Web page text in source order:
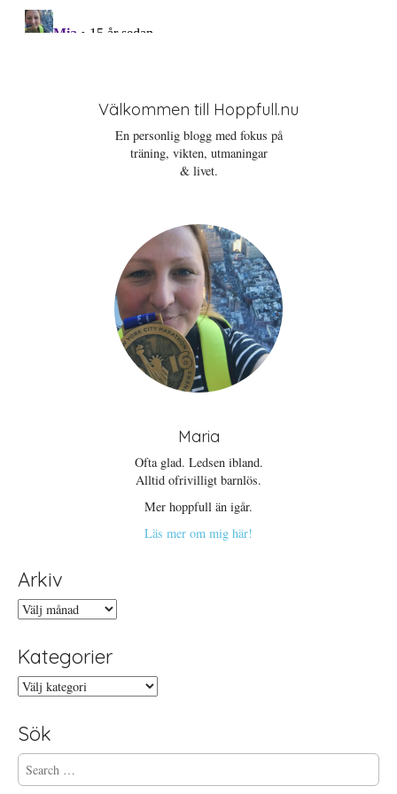
Välkommen till Hoppfull.nu
En personlig blogg med fokus på
träning, vikten, utmaningar
& livet.
Maria
Ofta glad. Ledsen ibland.
Alltid ofrivilligt barnlös.
Mer hoppfull än igår.
Läs mer om mig här!
Arkiv
Arkiv
Kategorier
Kategorier
Sök
S
e